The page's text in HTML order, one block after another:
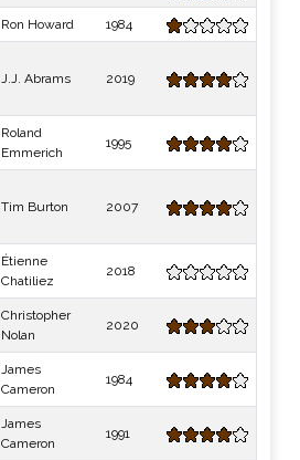
Ron Howard 1984
J.J. Abrams 2019
Roland
Emmerich
1995
Tim Burton 2007
Étienne
Chatiliez
2018
Christopher
Nolan
2020
James
Cameron
1984
James
Cameron
1991